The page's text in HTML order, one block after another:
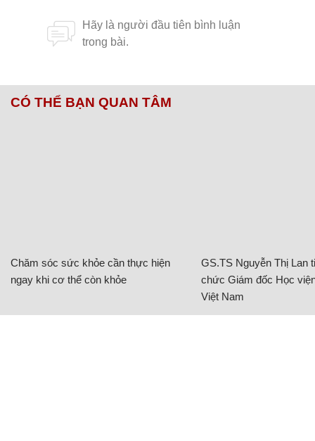
CÓ THỂ BẠN QUAN TÂM
Chăm sóc sức khỏe cần thực hiện
ngay khi cơ thể còn khỏe
GS.TS Nguyễn Thị Lan
chức Giám đốc Học
Việt Nam